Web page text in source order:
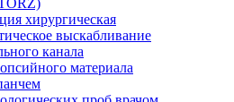
хирургическая
выскабливание
канала
материала